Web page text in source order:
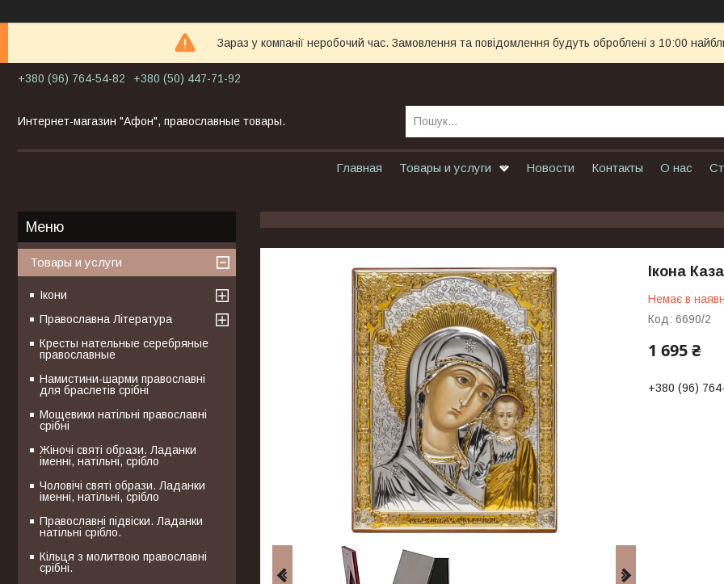
Зараз у компанії неробочий час. Замовлення та повідомлення будуть оброблені з 10:00
+380 (96) 764-54-82 +380 (50) 447-71-92
Интернет-магазин "Афон", православные товары.
Главная Товары и услуги Новости Контакты О нас
Ікона
Немає в
Код: 6690/2
1 695 ₴
+380 (96)
Товары и услуги
Ікони
Православна Література
Кресты нательные серебряные
православные
Намистини-шарми православні
для браслетів срібні
Мощевики натільні православні
срібні
Жіночі святі образи. Ладанки
іменні, натільні, срібло
Чоловічі святі образи. Ладанки
іменні, натільні, срібло
Православні підвіски. Ладанки
натільні срібло.
Кільця з молитвою православні
срібні.